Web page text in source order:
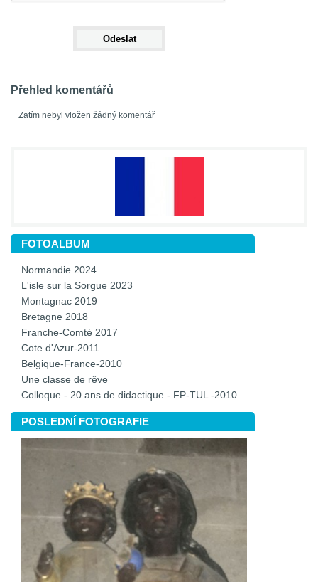
Přehled komentářů
Zatím nebyl vložen žádný komentář
FOTOALBUM
Normandie 2024
L'isle sur la Sorgue 2023
Montagnac 2019
Bretagne 2018
Franche-Comté 2017
Cote d'Azur-2011
Belgique-France-2010
Une classe de rêve
Colloque - 20 ans de didactique - FP-TUL -2010
POSLEDNÍ FOTOGRAFIE